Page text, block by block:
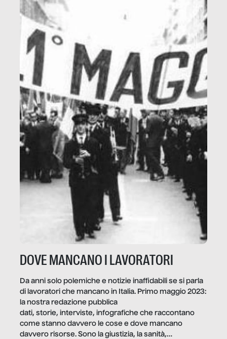
DOVE MANCANO I LAVORATORI
Da anni solo polemiche e notizie inaffidabili se si parla
di lavoratori che mancano in Italia. Primo maggio 2023:
la nostra redazione pubblica
dati, storie, interviste, infografiche che raccontano
come stanno davvero le cose e dove mancano
davvero risorse. Sono la giustizia, la sanità,